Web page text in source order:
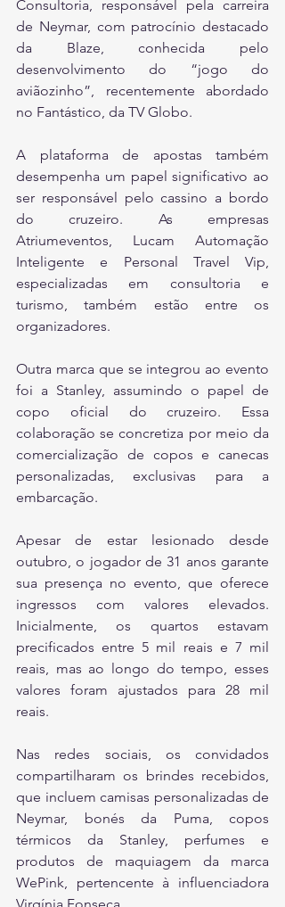
Consultoria, responsável pela carreira
de Neymar, com patrocínio destacado
da Blaze, conhecida pelo
desenvolvimento do “jogo do
aviãozinho”, recentemente abordado
no Fantástico, da TV Globo.
A plataforma de apostas também
desempenha um papel significativo ao
ser responsável pelo cassino a bordo
do cruzeiro. As empresas
Atriumeventos, Lucam Automação
Inteligente e Personal Travel Vip,
especializadas em consultoria e
turismo, também estão entre os
organizadores.
Outra marca que se integrou ao evento
foi a Stanley, assumindo o papel de
copo oficial do cruzeiro. Essa
colaboração se concretiza por meio da
comercialização de copos e canecas
personalizadas, exclusivas para a
embarcação.
Apesar de estar lesionado desde
outubro, o jogador de 31 anos garante
sua presença no evento, que oferece
ingressos com valores elevados.
Inicialmente, os quartos estavam
precificados entre 5 mil reais e 7 mil
reais, mas ao longo do tempo, esses
valores foram ajustados para 28 mil
reais.
Nas redes sociais, os convidados
compartilharam os brindes recebidos,
que incluem camisas personalizadas de
Neymar, bonés da Puma, copos
térmicos da Stanley, perfumes e
produtos de maquiagem da marca
WePink, pertencente à influenciadora